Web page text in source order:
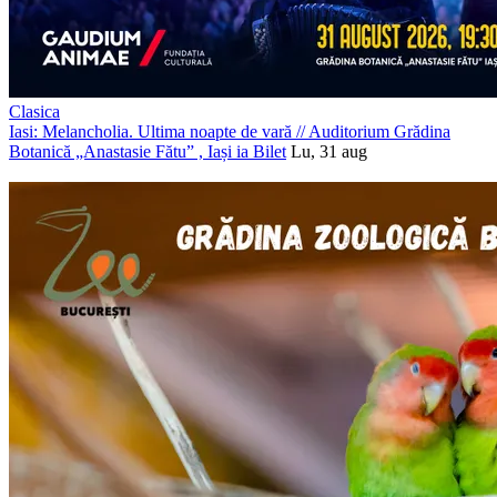
Clasica
Iasi: Melancholia. Ultima noapte de vară //Auditorium Grădina
Botanică „Anastasie Fătu” , Iași ia Bilet Lu, 31 aug